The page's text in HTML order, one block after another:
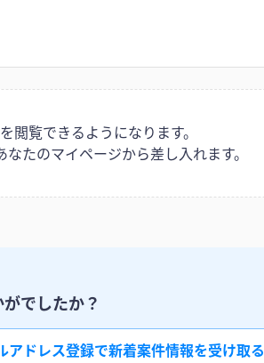
閲覧できるようになります。
たのマイページから差し入れます。
でしたか？
アドレス登録で新着案件情報を受け取る